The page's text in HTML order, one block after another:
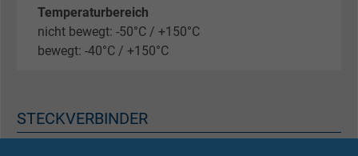
Temperaturbereich
nicht bewegt: -50°C / +150°C
bewegt: -40°C / +150°C
STECKVERBINDER